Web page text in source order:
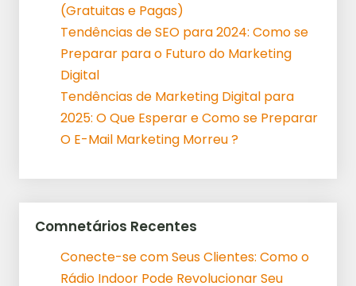
(Gratuitas e Pagas)
Tendências de SEO para 2024: Como se
Preparar para o Futuro do Marketing
Digital
Tendências de Marketing Digital para
2025: O Que Esperar e Como se Preparar
O E-Mail Marketing Morreu ?
Comnetários Recentes
Conecte-se com Seus Clientes: Como o
Rádio Indoor Pode Revolucionar Seu